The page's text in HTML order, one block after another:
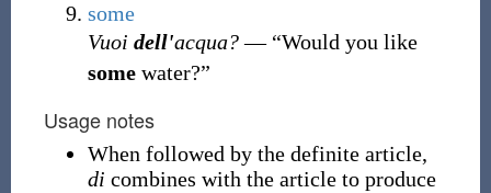
some
Vuoi dell'acqua?— “Would you like
somewater?”
Usage notes
When followed by the definite article,
di combines with the article to produce